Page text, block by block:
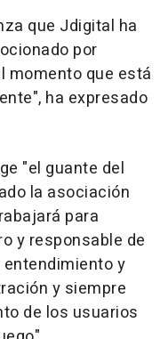
que Jdigital ha
por
momento que está
ha expresado
"el guante del
la asociación
para
y responsable de
y
y siempre
de los usuarios